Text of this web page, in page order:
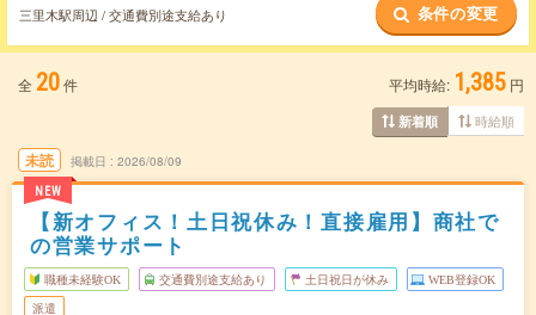
三里木駅周辺 / 交通費別途支給あり 条件の変更
全 20件 平均時給: 1,385 円
新着順 時給順
未読
NEW
掲載日 2026/08/09
【新オフィス！土日祝休み！直接雇用】商社で
の営業サポート
職種未経験OK 交通費別途支給あり 土日祝日が休み WEB登録OK
派遣